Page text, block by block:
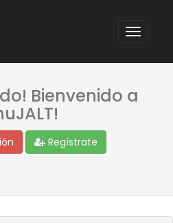
Bienvenido a
Regístrate